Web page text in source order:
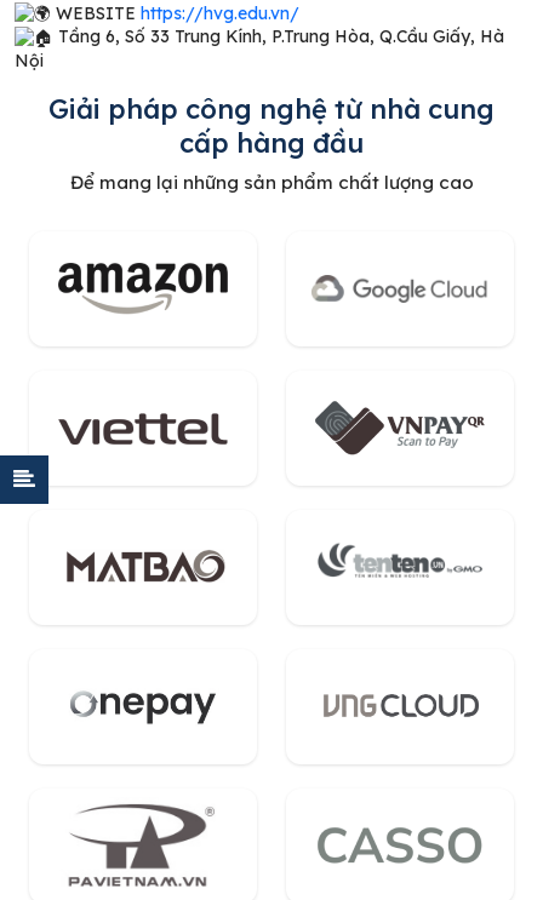
WEBSITE https://hvg.edu.vn/
Tầng 6, Số 33 Trung Kính, P.Trung Hòa, Q.Cầu Giấy, Hà
Nội
Giải pháp công nghệ từ nhà cung
cấp hàng đầu
Để mang lại những sản phẩm chất lượng cao